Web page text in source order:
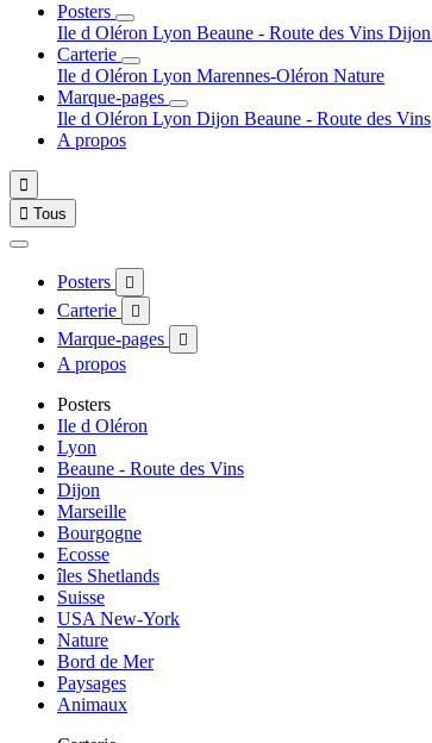
Posters
Ile d Oléron Lyon Beaune - Route des Vins Dijon
Carterie
Ile d Oléron Lyon Marennes-Oléron Nature
Marque-pages
Ile d Oléron Lyon Dijon Beaune - Route des Vins
A propos

 Tous
Posters 
Carterie 
Marque-pages 
A propos
Posters
Ile d Oléron
Lyon
Beaune - Route des Vins
Dijon
Marseille
Bourgogne
Ecosse
îles Shetlands
Suisse
USA New-York
Nature
Bord de Mer
Paysages
Animaux